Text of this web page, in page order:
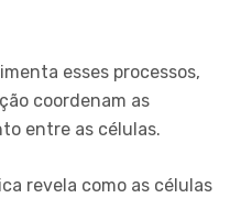
esses processos,
coordenam as
entre as células.
revela como as células